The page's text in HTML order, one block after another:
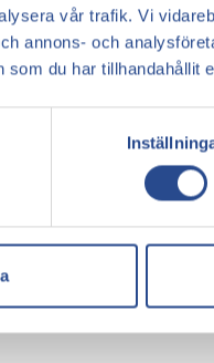
vår trafik. Vi
annons- och
som du har
, en internationell
i Danmark,
Med över 35 000
med lokal
På
Kontaka os för att
Sverige, redo att ge